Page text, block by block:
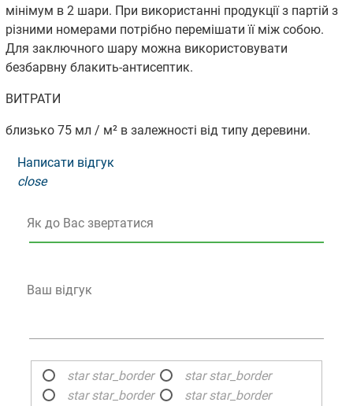
мінімум в 2 шари. При використанні продукції з партій з
різними номерами потрібно перемішати її між собою.
Для заключного шару можна використовувати
безбарвну блакить-антисептик.
ВИТРАТИ
близько 75 мл / м² в залежності від типу деревини.
Написати відгук
close
Як до Вас звертатися
Ваш відгук
star star_border star star_border
star star_border star star_border